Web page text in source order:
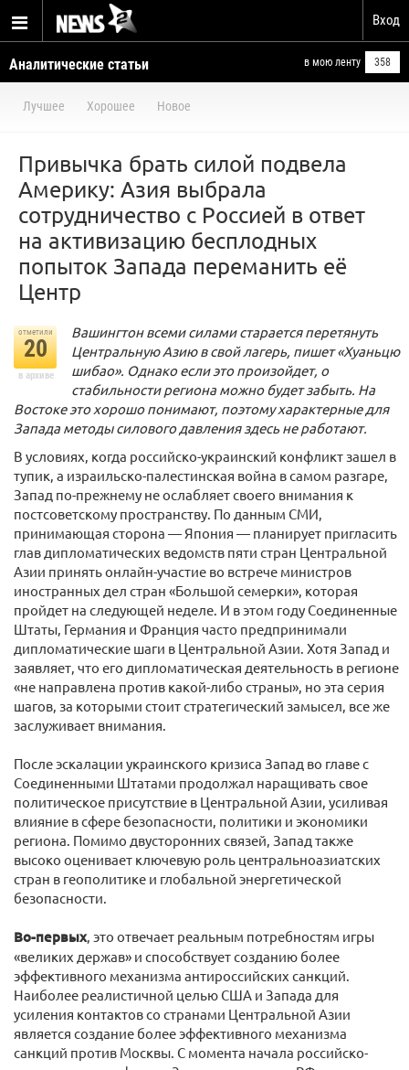
Вход
Аналитические статьи в мою ленту 358
Лучшее Хорошее Новое
Привычка брать силой подвела
Америку: Азия выбрала
сотрудничество с Россией в ответ
на активизацию бесплодных
попыток Запада переманить её
Центр
отметили
20
в архиве
Вашингтон всеми силами старается перетянуть
Центральную Азию в свой лагерь, пишет «Хуаньцю
шибао». Однако если это произойдет, о
стабильности региона можно будет забыть. На
Востоке это хорошо понимают, поэтому характерные для
Запада методы силового давления здесь не работают.
В условиях, когда российско-украинский конфликт зашел в
тупик, а израильско-палестинская война в самом разгаре,
Запад по-прежнему не ослабляет своего внимания к
постсоветскому пространству. По данным СМИ,
принимающая сторона — Япония — планирует пригласить
глав дипломатических ведомств пяти стран Центральной
Азии принять онлайн-участие во встрече министров
иностранных дел стран «Большой семерки», которая
пройдет на следующей неделе. И в этом году Соединенные
Штаты, Германия и Франция часто предпринимали
дипломатические шаги в Центральной Азии. Хотя Запад и
заявляет, что его дипломатическая деятельность в регионе
«не направлена против какой-либо страны», но эта серия
шагов, за которыми стоит стратегический замысел, все же
заслуживает внимания.
После эскалации украинского кризиса Запад во главе с
Соединенными Штатами продолжал наращивать свое
политическое присутствие в Центральной Азии, усиливая
влияние в сфере безопасности, политики и экономики
региона. Помимо двусторонних связей, Запад также
высоко оценивает ключевую роль центральноазиатских
стран в геополитике и глобальной энергетической
безопасности.
Во-первых, это отвечает реальным потребностям игры
«великих держав» и способствует созданию более
эффективного механизма антироссийских санкций.
Наиболее реалистичной целью США и Запада для
усиления контактов со странами Центральной Азии
является создание более эффективного механизма
санкций против Москвы. С момента начала российско-